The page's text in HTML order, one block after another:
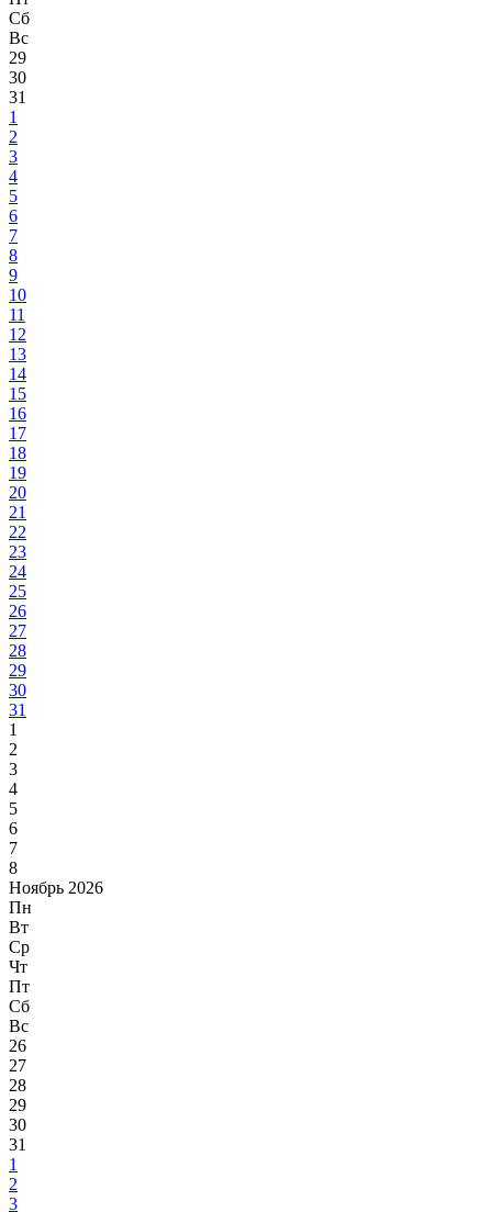
Сб
Вс
29
30
31
1
2
3
4
5
6
7
8
9
10
11
12
13
14
15
16
17
18
19
20
21
22
23
24
25
26
27
28
29
30
31
1
2
3
4
5
6
7
8
Ноябрь 2026
Пн
Вт
Ср
Чт
Пт
Сб
Вс
26
27
28
29
30
31
1
2
3